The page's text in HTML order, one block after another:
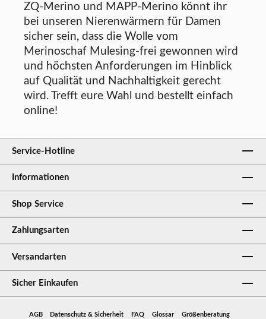
ZQ-Merino und MAPP-Merino könnt ihr
bei unseren Nierenwärmern für Damen
sicher sein, dass die Wolle vom
Merinoschaf Mulesing-frei gewonnen wird
und höchsten Anforderungen im Hinblick
auf Qualität und Nachhaltigkeit gerecht
wird. Trefft eure Wahl und bestellt einfach
online!
Service-Hotline
Informationen
Shop Service
Zahlungsarten
Versandarten
Sicher Einkaufen
AGB Datenschutz & Sicherheit FAQ Glossar
Größenberatung